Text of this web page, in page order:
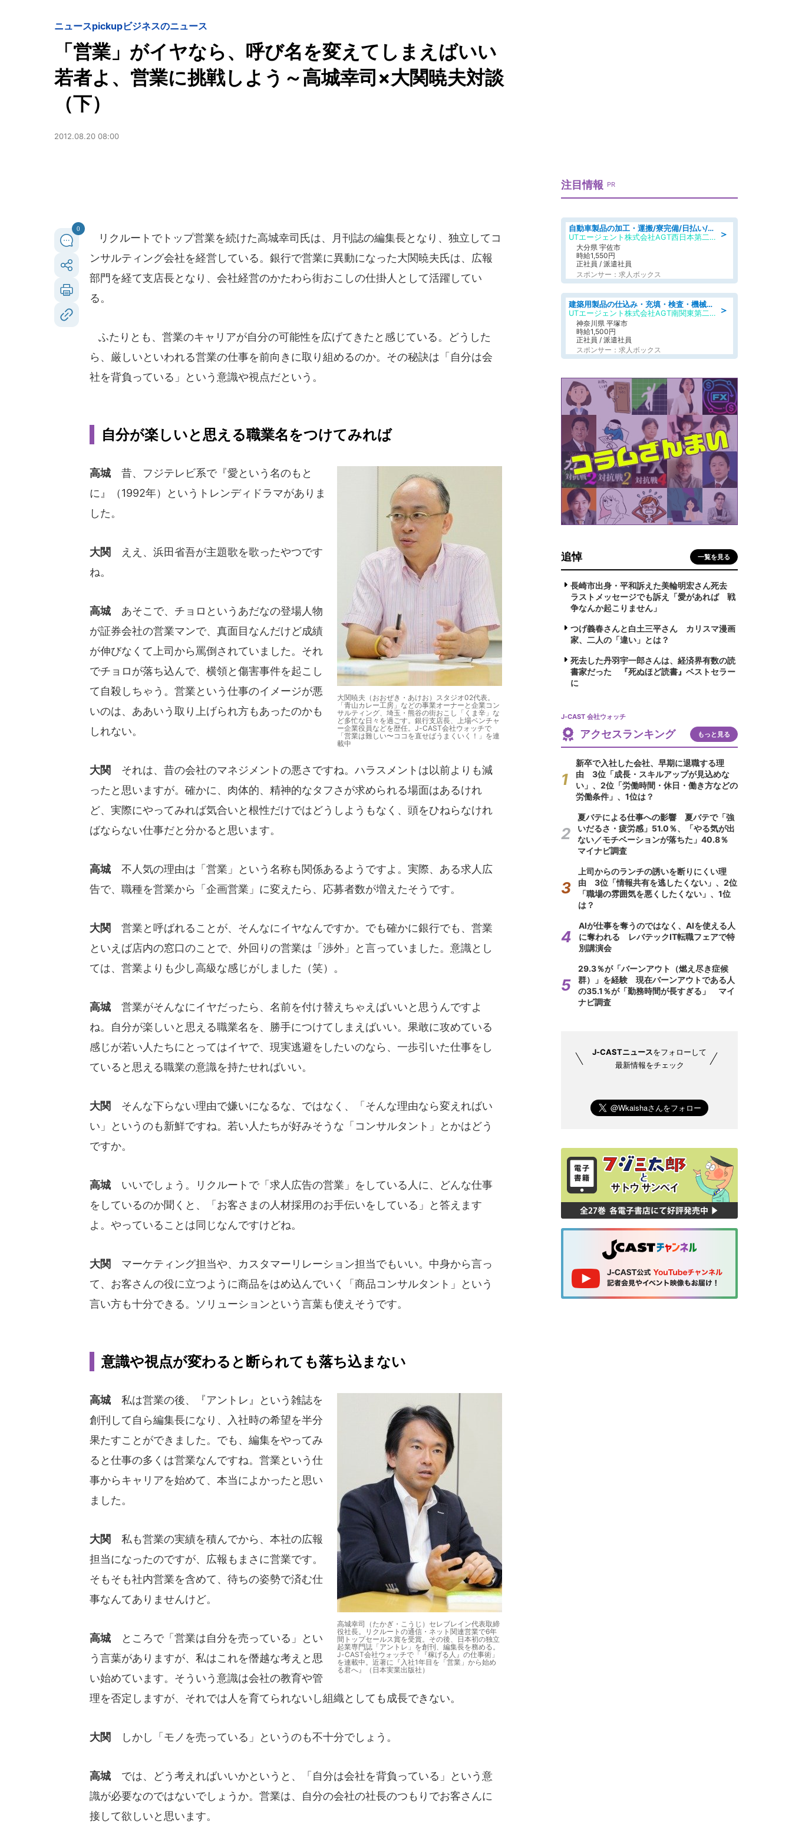
ニュースpickupビジネスのニュース
「営業」がイヤなら、呼び名を変えてしまえばいい
若者よ、営業に挑戦しよう～高城幸司×大関暁夫対談
（下）
2012.08.20 08:00
0
リクルートでトップ営業を続けた高城幸司氏は、月刊誌の編集長となり、独立してコ
ンサルティング会社を経営している。銀行で営業に異動になった大関暁夫氏は、広報
部門を経て支店長となり、会社経営のかたわら街おこしの仕掛人として活躍してい
る。
ふたりとも、営業のキャリアが自分の可能性を広げてきたと感じている。どうした
ら、厳しいといわれる営業の仕事を前向きに取り組めるのか。その秘訣は「自分は会
社を背負っている」という意識や視点だという。
自分が楽しいと思える職業名をつけてみれば
大関暁夫（おおぜき・あけお）スタジオ02代表。
「青山カレー工房」などの事業オーナーと企業コン
サルティング、埼玉・熊谷の街おこし「くま辛」な
ど多忙な日々を過ごす。銀行支店長、上場ベンチャ
ー企業役員などを歴任。J-CAST会社ウォッチで
「営業は難しい〜ココを直せばうまくいく！」を連
載中
高城 昔、フジテレビ系で『愛という名のもと
に』（1992年）というトレンディドラマがありま
した。
大関 ええ、浜田省吾が主題歌を歌ったやつです
ね。
高城 あそこで、チョロというあだなの登場人物
が証券会社の営業マンで、真面目なんだけど成績
が伸びなくて上司から罵倒されていました。それ
でチョロが落ち込んで、横領と傷害事件を起こし
て自殺しちゃう。営業という仕事のイメージが悪
いのは、ああいう取り上げられ方もあったのかも
しれない。
大関 それは、昔の会社のマネジメントの悪さですね。ハラスメントは以前よりも減
ったと思いますが。確かに、肉体的、精神的なタフさが求められる場面はあるけれ
ど、実際にやってみれば気合いと根性だけではどうしようもなく、頭をひねらなけれ
ばならない仕事だと分かると思います。
高城 不人気の理由は「営業」という名称も関係あるようですよ。実際、ある求人広
告で、職種を営業から「企画営業」に変えたら、応募者数が増えたそうです。
大関 営業と呼ばれることが、そんなにイヤなんですか。でも確かに銀行でも、営業
といえば店内の窓口のことで、外回りの営業は「渉外」と言っていました。意識とし
ては、営業よりも少し高級な感じがしました（笑）。
高城 営業がそんなにイヤだったら、名前を付け替えちゃえばいいと思うんですよ
ね。自分が楽しいと思える職業名を、勝手につけてしまえばいい。果敢に攻めている
感じが若い人たちにとってはイヤで、現実逃避をしたいのなら、一歩引いた仕事をし
ていると思える職業の意識を持たせればいい。
大関 そんな下らない理由で嫌いになるな、ではなく、「そんな理由なら変えればい
い」というのも新鮮ですね。若い人たちが好みそうな「コンサルタント」とかはどう
ですか。
高城 いいでしょう。リクルートで「求人広告の営業」をしている人に、どんな仕事
をしているのか聞くと、「お客さまの人材採用のお手伝いをしている」と答えます
よ。やっていることは同じなんですけどね。
大関 マーケティング担当や、カスタマーリレーション担当でもいい。中身から言っ
て、お客さんの役に立つように商品をはめ込んでいく「商品コンサルタント」という
言い方も十分できる。ソリューションという言葉も使えそうです。
意識や視点が変わると断られても落ち込まない
高城幸司（たかぎ・こうじ）セレブレイン代表取締
役社長。リクルートの通信・ネット関連営業で6年
間トップセールス賞を受賞。その後、日本初の独立
起業専門誌「アントレ」を創刊、編集長を務める。
J-CAST会社ウォッチで「『稼げる人』の仕事術」
を連載中。近著に『入社1年目を「営業」から始め
る君へ』（日本実業出版社）
高城 私は営業の後、『アントレ』という雑誌を
創刊して自ら編集長になり、入社時の希望を半分
果たすことができました。でも、編集をやってみ
ると仕事の多くは営業なんですね。営業という仕
事からキャリアを始めて、本当によかったと思い
ました。
大関 私も営業の実績を積んでから、本社の広報
担当になったのですが、広報もまさに営業です。
そもそも社内営業を含めて、待ちの姿勢で済む仕
事なんてありませんけど。
高城 ところで「営業は自分を売っている」とい
う言葉がありますが、私はこれを僭越な考えと思
い始めています。そういう意識は会社の教育や管
理を否定しますが、それでは人を育てられないし組織としても成長できない。
大関 しかし「モノを売っている」というのも不十分でしょう。
高城 では、どう考えればいいかというと、「自分は会社を背負っている」という意
識が必要なのではないでしょうか。営業は、自分の会社の社長のつもりでお客さんに
接して欲しいと思います。
注目情報 PR
＞
自動車製品の加工・運搬/寮完備/日払い/工場・製造
UTエージェント株式会社AGT西日本第二CU
大分県 宇佐市
時給1,550円
正社員 / 派遣社員
スポンサー：求人ボックス
＞
建築用製品の仕込み・充填・検査・機械操作/寮完備/日払い/工場・製造
UTエージェント株式会社AGT南関東第二CU
神奈川県 平塚市
時給1,500円
正社員 / 派遣社員
スポンサー：求人ボックス
追悼 一覧を見る
長崎市出身・平和訴えた美輪明宏さん死去
ラストメッセージでも訴え「愛があれば 戦
争なんか起こりません」
つげ義春さんと白土三平さん カリスマ漫画
家、二人の「違い」とは？
死去した丹羽宇一郎さんは、経済界有数の読
書家だった 『死ぬほど読書』ベストセラー
に
J-CAST 会社ウォッチ
アクセスランキング もっと見る
新卒で入社した会社、早期に退職する理
由 3位「成長・スキルアップが見込めな
い」、2位「労働時間・休日・働き方などの
労働条件」、1位は？
夏バテによる仕事への影響 夏バテで「強
いだるさ・疲労感」51.0％、「やる気が出
ない／モチベーションが落ちた」40.8％
マイナビ調査
上司からのランチの誘いを断りにくい理
由 3位「情報共有を逃したくない」、2位
「職場の雰囲気を悪くしたくない」、1位
は？
AIが仕事を奪うのではなく、AIを使える人
に奪われる レバテックIT転職フェアで特
別講演会
29.3％が「バーンアウト（燃え尽き症候
群）」を経験 現在バーンアウトである人
の35.1％が「勤務時間が長すぎる」 マイ
ナビ調査
J-CASTニュースをフォローして
最新情報をチェック